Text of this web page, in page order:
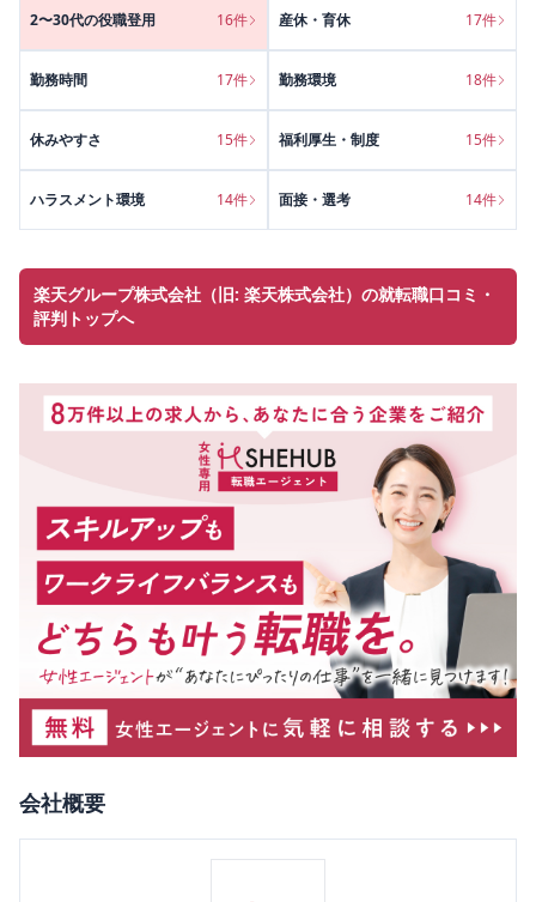
2〜30代の役職登用 16件 産休・育休 17件
勤務時間 17件 勤務環境 18件
休みやすさ 15件 福利厚生・制度 15件
ハラスメント環境 14件 面接・選考 14件
楽天グループ株式会社（旧: 楽天株式会社）の就転職口コミ・
評判トップへ
会社概要